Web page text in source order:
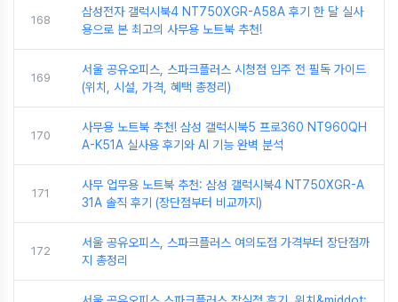
168
삼성전자 갤럭시북4 NT750XGR-A58A 후기 한 달 실사
용으로 본 최고의 사무용 노트북 추천!
169
서울 공유오피스, 스파크플러스 시청점 입주 전 필독 가이드
(위치, 시설, 가격, 혜택 총정리)
170
사무용 노트북 추천! 삼성 갤럭시북5 프로360 NT960QH
A-K51A 실사용 후기와 AI 기능 완벽 분석
171
사무 업무용 노트북 추천: 삼성 갤럭시북4 NT750XGR-A
31A 솔직 후기 (장단점부터 비교까지)
172
서울 공유오피스, 스파크플러스 여의도점 가격부터 장단점까
지 총정리